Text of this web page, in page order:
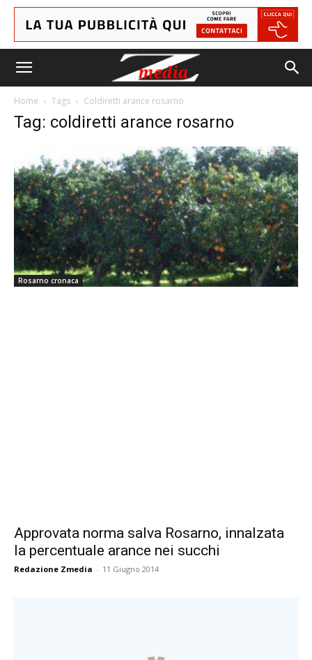
Home Tags Coldiretti arance rosarno
Tag: coldiretti arance rosarno
Rosarno cronaca
Approvata norma salva Rosarno, innalzata
la percentuale arance nei succhi
Redazione Zmedia - 11 Giugno 2014